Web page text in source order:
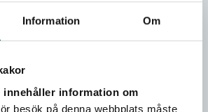
Information Om
innehåller information om
besök på denna webbplats måste